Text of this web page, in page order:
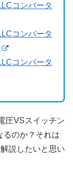
コンバータ
コンバータ
コンバータ
圧VSスイッチン
るのか？それは
説したいと思い